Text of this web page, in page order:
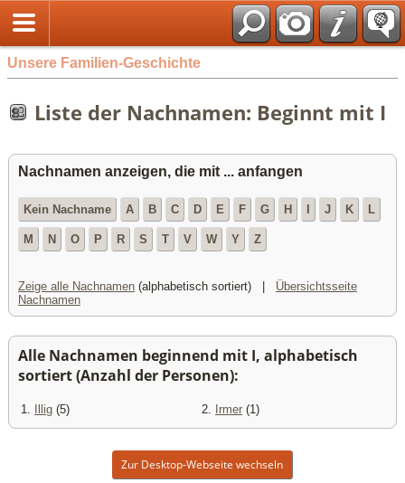
Unsere Familien-Geschichte
Liste der Nachnamen: Beginnt mit I
Nachnamen anzeigen, die mit ... anfangen
Kein Nachname A B C D E F G H I J K L
M N O P R S T V W Y Z
Zeige alle Nachnamen (alphabetisch sortiert) | Übersichtsseite
Nachnamen
Alle Nachnamen beginnend mit I, alphabetisch
sortiert (Anzahl der Personen):
1. Illig (5) 2. Irmer (1)
Zur Desktop-Webseite wechseln